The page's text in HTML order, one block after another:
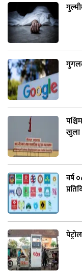
खुला
वर्ष